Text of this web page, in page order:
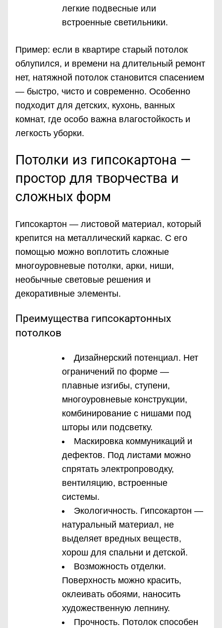
легкие подвесные или
встроенные светильники.
Пример: если в квартире старый потолок
облупился, и времени на длительный ремонт
нет, натяжной потолок становится спасением
— быстро, чисто и современно. Особенно
подходит для детских, кухонь, ванных
комнат, где особо важна влагостойкость и
легкость уборки.
Потолки из гипсокартона —
простор для творчества и
сложных форм
Гипсокартон — листовой материал, который
крепится на металлический каркас. С его
помощью можно воплотить сложные
многоуровневые потолки, арки, ниши,
необычные световые решения и
декоративные элементы.
Преимущества гипсокартонных
потолков
Дизайнерский потенциал. Нет
ограничений по форме —
плавные изгибы, ступени,
многоуровневые конструкции,
комбинирование с нишами под
шторы или подсветку.
Маскировка коммуникаций и
дефектов. Под листами можно
спрятать электропроводку,
вентиляцию, встроенные
системы.
Экологичность. Гипсокартон —
натуральный материал, не
выделяет вредных веществ,
хорош для спальни и детской.
Возможность отделки.
Поверхность можно красить,
оклеивать обоями, наносить
художественную лепнину.
Прочность. Потолок способен